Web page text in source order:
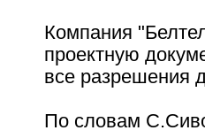
Компания
проектную
все разрешения
По словам